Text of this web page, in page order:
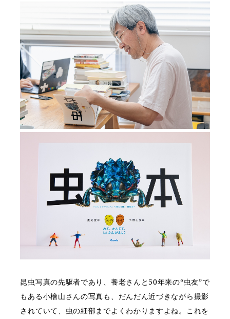
昆虫写真の先駆者であり、養老さんと50年来の“虫友”で
もある小檜山さんの写真も、だんだん近づきながら撮影
されていて、虫の細部までよくわかりますよね。これを